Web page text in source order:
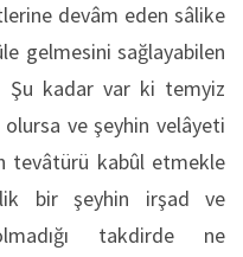
devâm eden sâlike
gelmesini sağlayabilen
Şu kadar var ki temyiz
ve şeyhin velâyeti
tevâtürü kabûl etmekle
bir şeyhin irşad ve
takdirde ne